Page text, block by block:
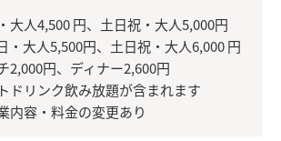
大人4,500 円、土日祝・大人5,000円
・大人5,500円、土日祝・大人6,000 円
2,000円、ディナー2,600円
ドリンク飲み放題が含まれます
内容・料金の変更あり